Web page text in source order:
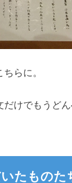
らに。
だけでもうど
たものた